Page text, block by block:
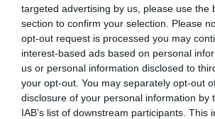
targeted advertising by us, please use the
section to confirm your selection. Please
opt-out request is processed you may
interest-based ads based on personal
us or personal information disclosed to
your opt-out. You may separately opt-out
disclosure of your personal information by
IAB’s list of downstream participants. This